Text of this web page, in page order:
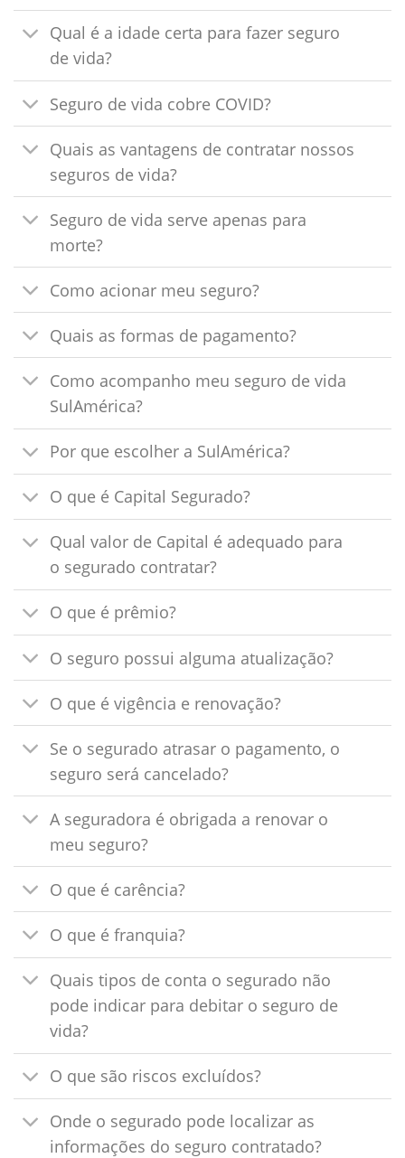
Qual é a idade certa para fazer seguro
de vida?
Seguro de vida cobre COVID?
Quais as vantagens de contratar nossos
seguros de vida?
Seguro de vida serve apenas para
morte?
Como acionar meu seguro?
Quais as formas de pagamento?
Como acompanho meu seguro de vida
SulAmérica?
Por que escolher a SulAmérica?
O que é Capital Segurado?
Qual valor de Capital é adequado para
o segurado contratar?
O que é prêmio?
O seguro possui alguma atualização?
O que é vigência e renovação?
Se o segurado atrasar o pagamento, o
seguro será cancelado?
A seguradora é obrigada a renovar o
meu seguro?
O que é carência?
O que é franquia?
Quais tipos de conta o segurado não
pode indicar para debitar o seguro de
vida?
O que são riscos excluídos?
Onde o segurado pode localizar as
informações do seguro contratado?